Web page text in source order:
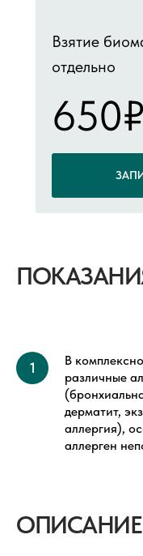
Взятие
отдельно
650₽
В
различные
дерматит,
аллергия),
аллерген
ОПИСАНИЕ